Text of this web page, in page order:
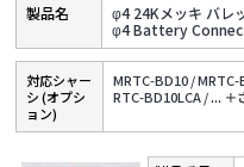
φ4 24Kメッキ バレ
φ4 Battery
対応シャー
シ (オプシ
ョン)
MRTC-BD10 /MRTC-
RTC-BD10LCA /... ＋